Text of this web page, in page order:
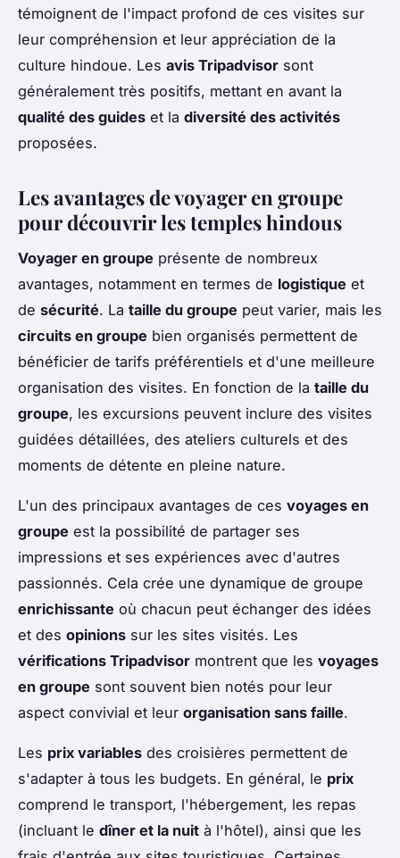
témoignent de l'impact profond de ces visites sur
leur compréhension et leur appréciation de la
culture hindoue. Les avis Tripadvisor sont
généralement très positifs, mettant en avant la
qualité des guides et la diversité des activités
proposées.
Les avantages de voyager en groupe
pour découvrir les temples hindous
Voyager en groupe présente de nombreux
avantages, notamment en termes de logistique et
de sécurité. La taille du groupe peut varier, mais les
circuits en groupe bien organisés permettent de
bénéficier de tarifs préférentiels et d'une meilleure
organisation des visites. En fonction de la taille du
groupe, les excursions peuvent inclure des visites
guidées détaillées, des ateliers culturels et des
moments de détente en pleine nature.
L'un des principaux avantages de ces voyages en
groupe est la possibilité de partager ses
impressions et ses expériences avec d'autres
passionnés. Cela crée une dynamique de groupe
enrichissante où chacun peut échanger des idées
et des opinions sur les sites visités. Les
vérifications Tripadvisor montrent que les voyages
en groupe sont souvent bien notés pour leur
aspect convivial et leur organisation sans faille.
Les prix variables des croisières permettent de
s'adapter à tous les budgets. En général, le prix
comprend le transport, l'hébergement, les repas
(incluant le dîner et la nuit à l'hôtel), ainsi que les